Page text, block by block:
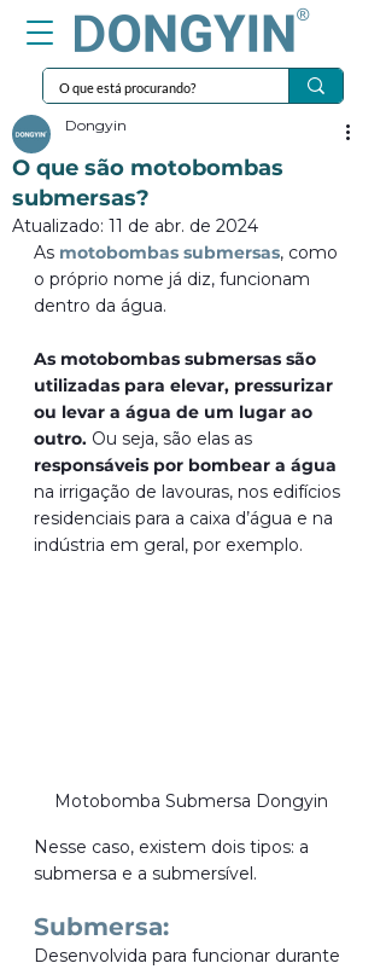
O que são motobombas
submersas?
Dongyin
Atualizado: 11 de abr. de 2024
As motobombas submersas, como
o próprio nome já diz, funcionam
dentro da água.
As motobombas submersas são
utilizadas para elevar, pressurizar
ou levar a água de um lugar ao
outro. Ou seja, são elas as
responsáveis por bombear a água
na irrigação de lavouras, nos edifícios
residenciais para a caixa d’água e na
indústria em geral, por exemplo.
Motobomba Submersa Dongyin
Nesse caso, existem dois tipos: a
submersa e a submersível.
Submersa:
Desenvolvida para funcionar durante